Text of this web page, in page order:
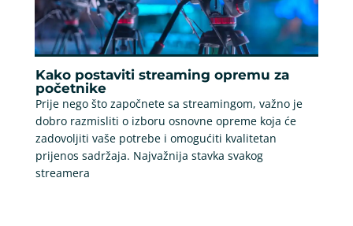
Kako postaviti streaming opremu za
početnike
Prije nego što započnete sa streamingom, važno je
dobro razmisliti o izboru osnovne opreme koja će
zadovoljiti vaše potrebe i omogućiti kvalitetan
prijenos sadržaja. Najvažnija stavka svakog
streamera